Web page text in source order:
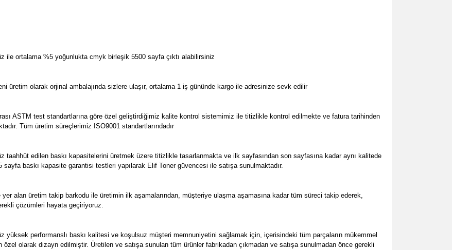
ile ortalama %5 yoğunlukta cmyk birleşik 5500 sayfa çıktı alabilirsiniz
üretim olarak orjinal ambalajında sizlere ulaşır, ortalama 1 iş gününde kargo ile adresinize sevk edilir
ASTM test standartlarına göre özel geliştirdiğimiz kalite kontrol sistemimiz ile titizlikle kontrol edilmekte ve fatura tarihinden
Tüm üretim süreçlerimiz ISO9001 standartlarındadır
taahhüt edilen baskı kapasitelerini üretmek üzere titizlikle tasarlanmakta ve ilk sayfasından son sayfasına kadar aynı kalitede
sayfa baskı kapasite garantisi testleri yapılarak Elif Toner güvencesi ile satışa sunulmaktadır.
alan üretim takip barkodu ile üretimin ilk aşamalarından, müşteriye ulaşma aşamasına kadar tüm süreci takip ederek,
çözümleri hayata geçiriyoruz.
yüksek performanslı baskı kalitesi ve koşulsuz müşteri memnuniyetini sağlamak için, içerisindeki tüm parçaların mükemmel
olarak dizayn edilmiştir. Üretilen ve satışa sunulan tüm ürünler fabrikadan çıkmadan ve satışa sunulmadan önce gerekli